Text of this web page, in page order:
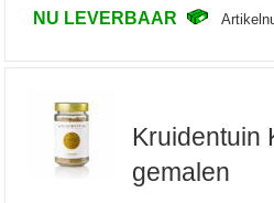
NU LEVERBAAR
Kruidentuin
gemalen